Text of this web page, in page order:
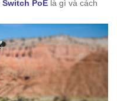
Switch PoE là gì và cách